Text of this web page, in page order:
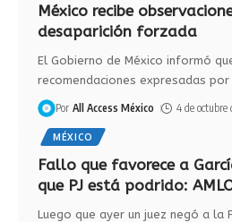
México recibe
desaparición forzada
El Gobierno de México informó
recomendaciones expresadas por
Por All Access México 4 de octubre
MÉXICO
Fallo que favorece a
que PJ está podrido:
Luego que ayer un juez negó a la